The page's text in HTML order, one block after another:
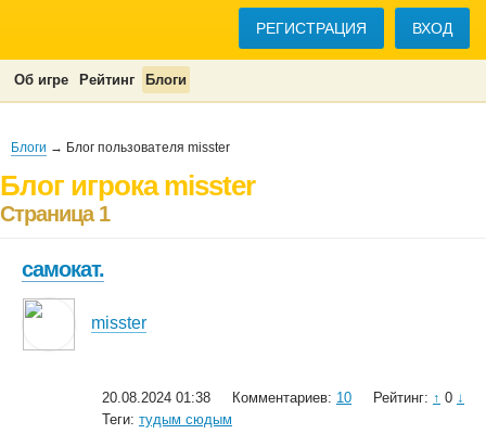
РЕГИСТРАЦИЯ ВХОД
Об игре Рейтинг Блоги
Блоги → Блог пользователя misster
Блог игрока misster
Страница 1
самокат.
misster
20.08.2024 01:38 Комментариев: 10 Рейтинг: ↑ 0 ↓
Теги: тудым сюдым